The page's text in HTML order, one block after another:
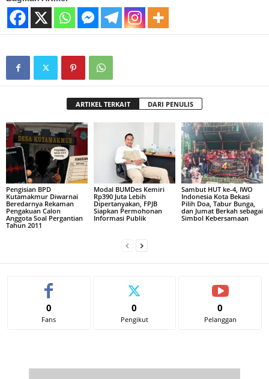
ARTIKEL TERKAIT DARI PENULIS
Pengisian BPD
Kutamakmur Diwarnai
Beredarnya Rekaman
Pengakuan Calon
Anggota Soal Pergantian
Tahun 2011
Modal BUMDes Kemiri
Rp390 Juta Lebih
Dipertanyakan, FPJB
Siapkan Permohonan
Informasi Publik
Sambut HUT ke-4, IWO
Indonesia Kota Bekasi
Pilih Doa, Tabur Bunga,
dan Jumat Berkah sebagai
Simbol Kebersamaan
0
Fans
0
Pengikut
0
Pelanggan